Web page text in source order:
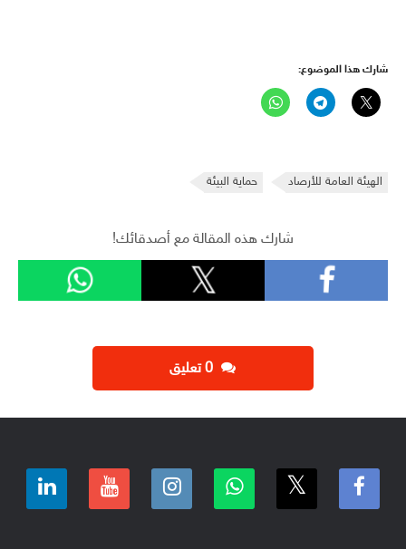
شارك هذا الموضوع:
الهيئة العامة للأرصاد حماية البيئة
شارك هذه المقالة مع أصدقائك!